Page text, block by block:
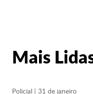
Mais
Policial | 31 de janeiro